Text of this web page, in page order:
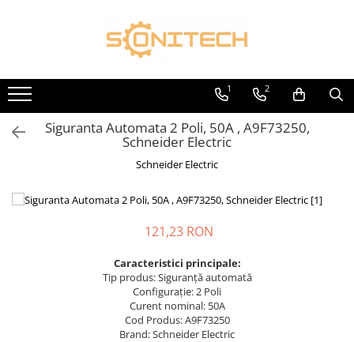
Toate Produsele
FOTOVOLTAICE
Acumulatori
ATS / Comutatoare Transfer
Invertoare
Sisteme de montaj
Sisteme Fotovoltaice Complete cu
1 2
Siguranta Automata 2 Poli, 50A , A9F73250,
Schneider Electric
Schneider Electric
121,23 RON
Caracteristici principale:
Tip produs: Siguranță automată
Configurație: 2 Poli
Curent nominal: 50A
Cod Produs: A9F73250
Brand: Schneider Electric